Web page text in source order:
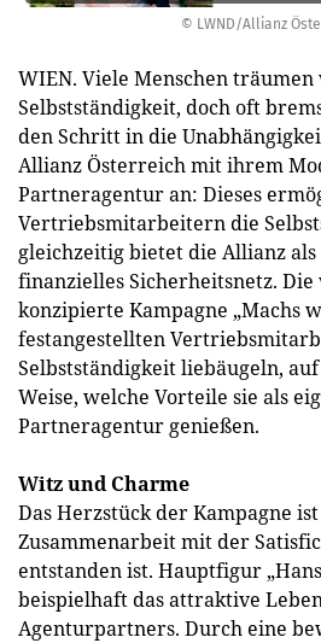
© LWND/Allianz
WIEN. Viele Menschen träumen
Selbstständigkeit, doch oft
den Schritt in die
Allianz Österreich mit ihrem
Partneragentur an: Dieses
Vertriebsmitarbeitern die
gleichzeitig bietet die Allianz
finanzielles Sicherheitsnetz. Die
konzipierte Kampagne „Machs
festangestellten
Selbstständigkeit liebäugeln,
Weise, welche Vorteile sie als
Partneragentur genießen.
Witz und Charme
Das Herzstück der Kampagne
Zusammenarbeit mit der
entstanden ist. Hauptfigur
beispielhaft das attraktive
Agenturpartners. Durch eine